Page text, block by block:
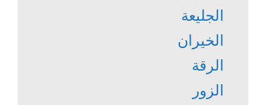
الجليعة
الخيران
الرقة
الزور